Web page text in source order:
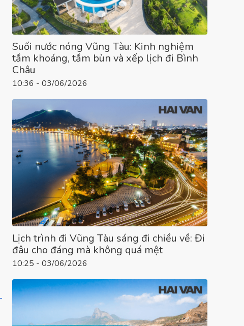
Suối nước nóng Vũng Tàu: Kinh nghiệm
tắm khoáng, tắm bùn và xếp lịch đi Bình
Châu
10:36 - 03/06/2026
Lịch trình đi Vũng Tàu sáng đi chiều về: Đi
đâu cho đáng mà không quá mệt
10:25 - 03/06/2026